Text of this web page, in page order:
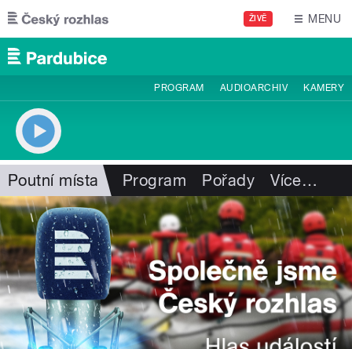
Přejít k hlavnímu obsahu
ŽIVĚ MENU
PROGRAM AUDIOARCHIV KAMERY
Poutní místa Program Pořady Více…